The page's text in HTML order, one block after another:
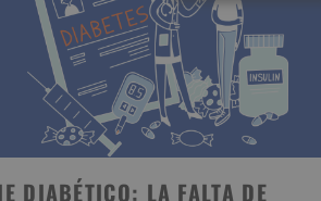
DIABÉTICO: LA FALTA DE